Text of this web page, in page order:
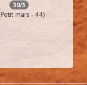
30/3
Petit mars - 44)